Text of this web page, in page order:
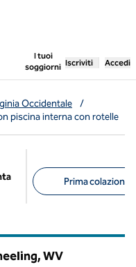
I tuoi
soggiorni
, apre una
Iscriviti Accedi
Occidentale
/
piscina interna con rotelle
Prima colazione
WV